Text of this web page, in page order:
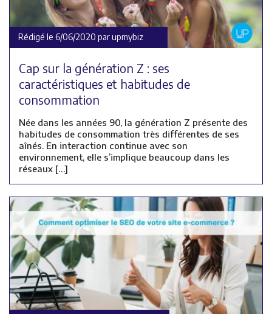
Rédigé le 6/06/2020 par upmybiz
Cap sur la génération Z : ses
caractéristiques et habitudes de
consommation
Née dans les années 90, la génération Z présente des
habitudes de consommation très différentes de ses
aînés. En interaction continue avec son
environnement, elle s’implique beaucoup dans les
réseaux […]